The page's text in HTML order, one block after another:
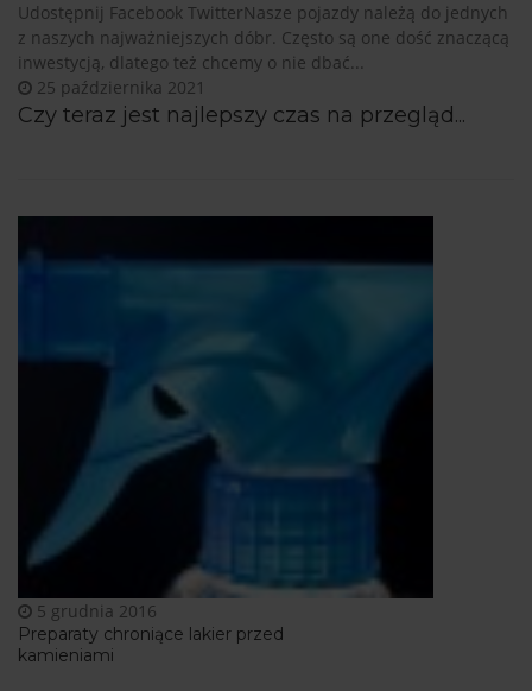
Czy teraz jest najlepszy czas na przegląd...
25 października 2021
Udostępnij Facebook TwitterNasze pojazdy należą do jednych
z naszych najważniejszych dóbr. Często są one dość znaczącą
inwestycją, dlatego też chcemy o nie dbać...
Preparaty chroniące lakier przed
kamieniami
5 grudnia 2016